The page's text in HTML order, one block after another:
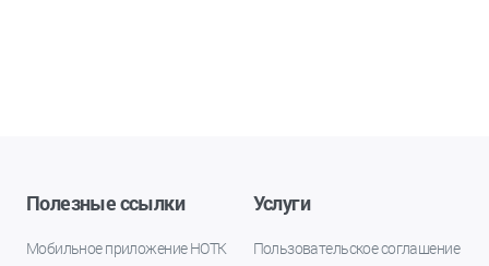
Полезные ссылки
Мобильное приложение НОТК
Услуги
Пользовательское соглашение